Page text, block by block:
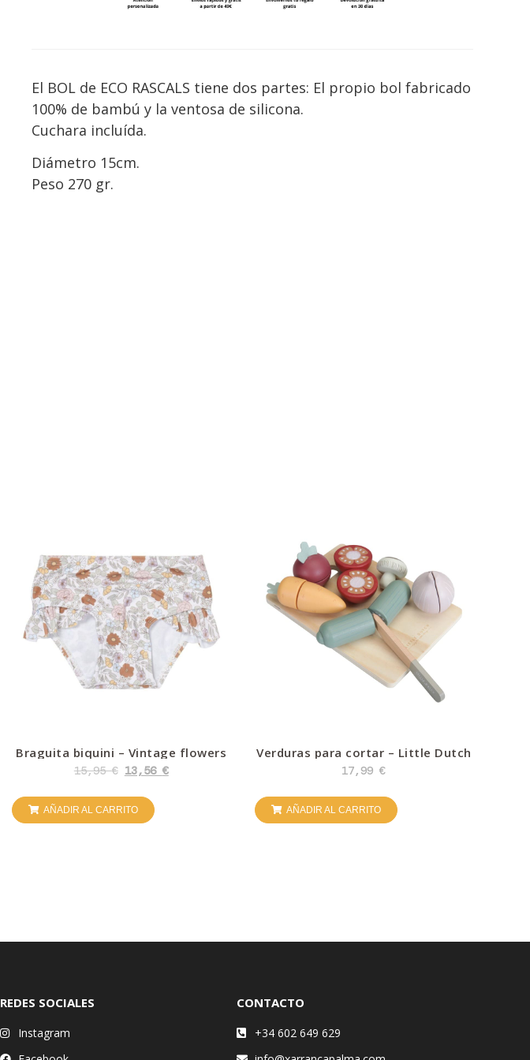
El BOL de ECO RASCALS tiene dos partes: El propio bol fabricado
100% de bambú y la ventosa de silicona.
Cuchara incluída.
Diámetro 15cm.
Peso 270 gr.
Braguita biquini – Vintage flowers
15,95€ 13,56 €
AÑADIR AL CARRITO
Verduras para cortar – Little Dutch
17,99€
AÑADIR AL CARRITO
REDES SOCIALES
Instagram
CONTACTO
+34 602 649 629